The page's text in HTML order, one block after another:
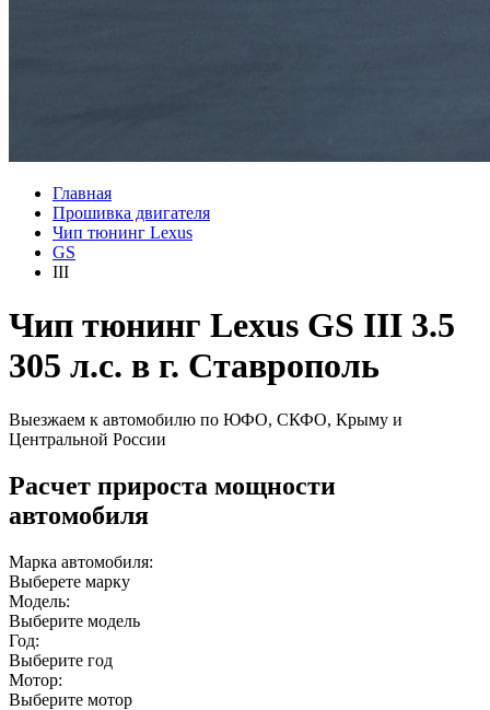
Главная
Прошивка двигателя
Чип тюнинг Lexus
GS
III
Чип тюнинг Lexus GS III 3.5
305 л.с. в г. Ставрополь
Выезжаем к автомобилю по ЮФО, СКФО, Крыму и
Центральной России
Расчет прироста мощности
автомобиля
Марка автомобиля:
Выберете марку
Модель:
Выберите модель
Год:
Выберите год
Мотор:
Выберите мотор